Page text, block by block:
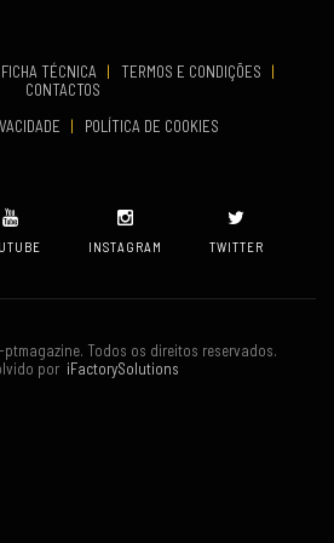
FICHA TÉCNICA | TERMOS E CONDIÇÕES
|
CONTACTOS
| POLÍTICA DE COOKIES
INSTAGRAM TWITTER
Todos os direitos reservados.
poriFactorySolutions